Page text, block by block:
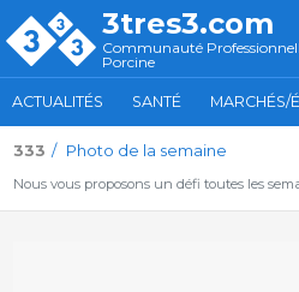
3tres3.com
Communauté
Porcine
ACTUALITÉS SANTÉ MARCHÉS/
333 Photo de la semaine
Nous vous proposons un défi toutes les